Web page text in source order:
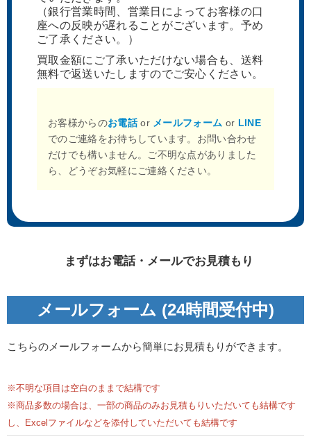
（銀行営業時間、営業日によってお客様の口
座への反映が遅れることがございます。予め
ご了承ください。）
買取金額にご了承いただけない場合も、送料
無料で返送いたしますのでご安心ください。
お客様からのお電話or メールフォーム or LINE
でのご連絡をお待ちしています。お問い合わせ
だけでも構いません。ご不明な点がありました
ら、どうぞお気軽にご連絡ください。
まずはお電話・メールでお見積もり
メールフォーム (24時間受付中)
こちらのメールフォームから簡単にお見積もりができます。
※不明な項目は空白のままで結構です
※商品多数の場合は、一部の商品のみお見積もりいただいても結構です
し、Excelファイルなどを添付していただいても結構です